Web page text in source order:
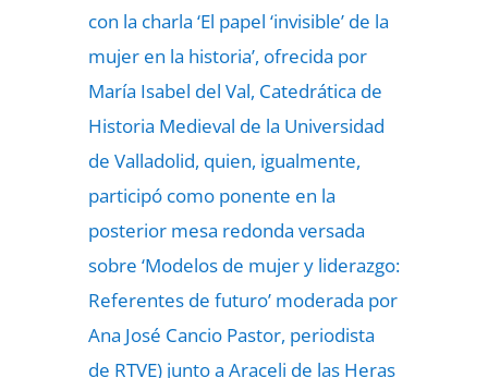
con la charla ‘El papel ‘invisible’ de la
mujer en la historia’, ofrecida por
María Isabel del Val, Catedrática de
Historia Medieval de la Universidad
de Valladolid, quien, igualmente,
participó como ponente en la
posterior mesa redonda versada
sobre ‘Modelos de mujer y liderazgo:
Referentes de futuro’ moderada por
Ana José Cancio Pastor, periodista
de RTVE) junto a Araceli de las Heras